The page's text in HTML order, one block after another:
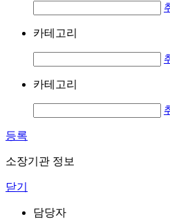
카테고리
카테고리
등록
소장기관 정보
닫기
담당자